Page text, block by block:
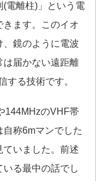
電離柱)」という電
ます。このイオ
、鏡のように電波
は届かない遠距離
する技術です。
144MHzのVHF帯
称6mマンでした
いました。前述
る最中の話でし